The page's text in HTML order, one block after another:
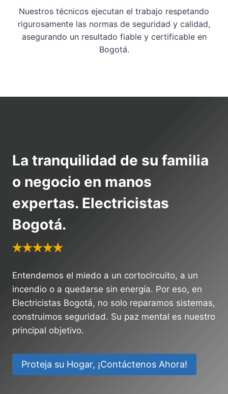
Nuestros técnicos ejecutan el trabajo respetando
rigurosamente las normas de seguridad y calidad,
asegurando un resultado fiable y certificable en
Bogotá.
La tranquilidad de su familia
o negocio en manos
expertas. Electricistas
Bogotá.
Entendemos el miedo a un cortocircuito, a un
incendio o a quedarse sin energía. Por eso, en
Electricistas Bogotá, no solo reparamos sistemas,
construimos seguridad. Su paz mental es nuestro
principal objetivo.
Proteja su Hogar, ¡Contáctenos Ahora!